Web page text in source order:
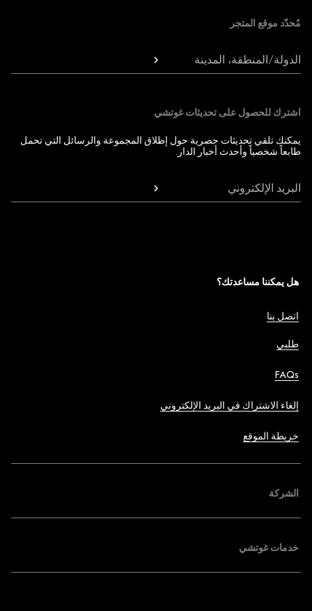
مُحدّد موقع المتجر
الدولة/المنطقة، المدينة
اشترك للحصول على تحديثات غوتشي
يمكنك تلقي تحديثات حصرية حول إطلاق المجموعة والرسائل التي تحمل
طابعاً شخصياً وأحدث أخبار الدار.
البريد الإلكتروني
هل يمكننا مساعدتك؟
اتصل بنا
طلبي
FAQs
إلغاء الاشتراك في البريد الإلكتروني
خريطة الموقع
الشركة
خدمات غوتشي